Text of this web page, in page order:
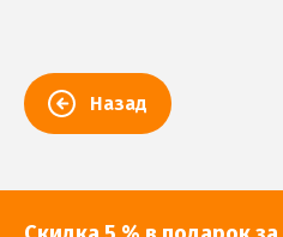
Назад